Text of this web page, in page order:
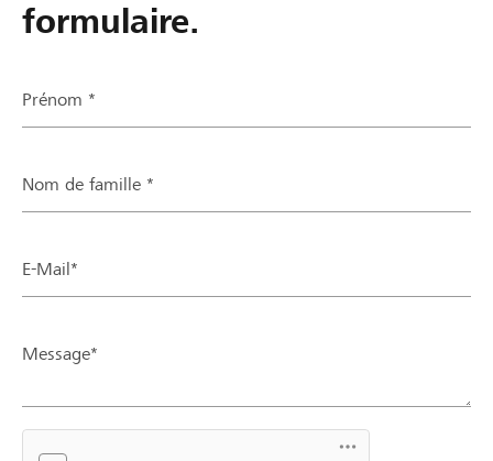
formulaire.
Prénom *
Nom de famille *
E-Mail*
Message*